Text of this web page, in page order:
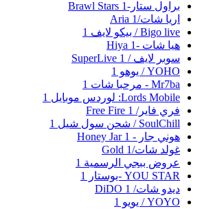
براول ستار-Brawl Stars1
اريا شات/Aria1
Bigo live / بيكو لايف
1
هيا شات -Hiya1
سوبر لايف / SuperLive 1
YOHO / يوهو
1
Mr7ba - مرحبا شات
1
Lords Mobile: لوردس موبايل
1
فري فاير/ Free Fire 1
SoulChill / شحن سول شيل
1
هوني جار - Honey Jar 1
غولد شات/Gold1
عروض ببجي الرسمية 1
YOU STAR -يوستار
1
ديدو شات/ DiDO 1
YOYO / يويو
1